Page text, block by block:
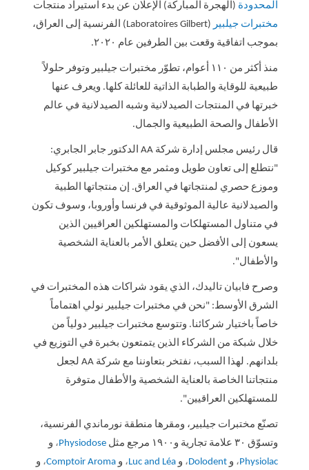
المحدودة (الهجرة المباركة) الإعلان عن بدء استيراد منتجات
مختبرات جيلبير (
Laboratoires Gilbert) الفرنسية إلى العراق،
بموجب اتفاقية وقعت بين الطرفين عام ٢٠٢٠.
منذ أكثر من ١١٠ أعوام، تطوّر مختبرات جيلبير وتوفر حلولاً
طبيعية للوقاية والطبابة الذاتية للعائلة كلها. ويعرف عنها
خبرتها في المنتجات الصيدلانية وشبه الصيدلانية في عالم
الأطفال والصحة الطبيعية والجمال.
قال رئيس مجلس إدارة شركة AA الدكتور جابر الجابري:
"نتطلع إلى تعاون طويل ومثمر مع مختبرات جيلبير كوكيل
وموزع حصري لمنتجاتها في العراق. إن منتجاتها الطبية
والصيدلانية عالية الموثوقية في فرنسا وأوروبا، وسوف تكون
في متناول المستهلكات والمستهلكين العراقيين الذين
يسعون إلى الأفضل حين يتعلق الأمر بالعناية الشخصية
والأطفال".
وصرح فابيان تاليدك، الذي يقود شراكات هذه المختبرات في
الشرق الأوسط: "نحن في مختبرات جيلبير نولي اهتماماً
خاصاً باختيار شركائنا. وتتوسع مختبرات جيلبير دولياً من
خلال شبكة من الشركاء الذين يتمتعون بخبرة في التوزيع في
بلدانهم. لهذا السبب، نفتخر بتعاوننا مع شركة AA لجعل
منتجاتنا الخاصة بالعناية الشخصية والأطفال متوفرة
للمستهلكين العراقيين".
تصنّع مختبرات جيلبير، ومقرها منطقة نورماندي الفرنسية،
وتسوّق ٣٠ علامة تجارية و١٩٠٠ مرجع مثل
Physiodose، و
Physiolac، و Dolodent، و Luc and Léa، و Comptoir Aroma، و